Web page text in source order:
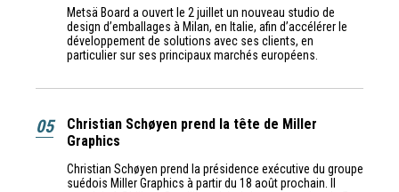
Metsä Board a ouvert le 2 juillet un nouveau studio de
design d’emballages à Milan, en Italie, afin d’accélérer le
développement de solutions avec ses clients, en
particulier sur ses principaux marchés européens.
05
Christian Schøyen prend la tête de Miller
Graphics
Christian Schøyen prend la présidence exécutive du groupe
suédois Miller Graphics à partir du 18 août prochain. Il